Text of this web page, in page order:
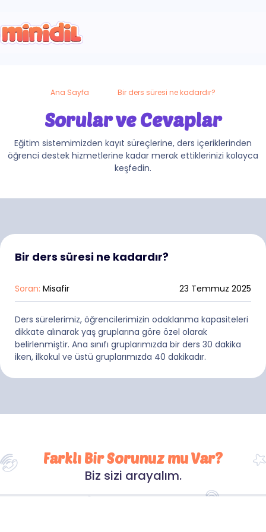
Ana Sayfa Bir ders süresi ne kadardır?
Sorular ve Cevaplar
Eğitim sistemimizden kayıt süreçlerine, ders içeriklerinden
öğrenci destek hizmetlerine kadar merak ettiklerinizi kolayca
keşfedin.
Bir ders süresi ne kadardır?
Soran: Misafir 23 Temmuz 2025
Ders sürelerimiz, öğrencilerimizin odaklanma kapasiteleri
dikkate alınarak yaş gruplarına göre özel olarak
belirlenmiştir. Ana sınıfı gruplarımızda bir ders 30 dakika
iken, ilkokul ve üstü gruplarımızda 40 dakikadır.
Farklı Bir Sorunuz mu Var?
Biz sizi arayalım.